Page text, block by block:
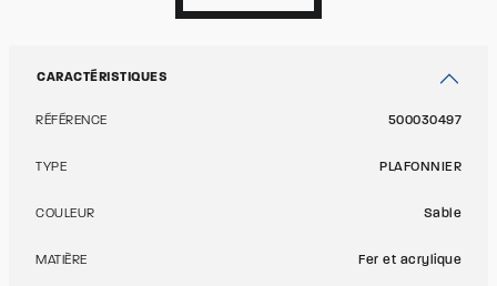
CARACTÉRISTIQUES
RÉFÉRENCE 500030497
TYPE PLAFONNIER
COULEUR Sable
MATIÈRE Fer et acrylique